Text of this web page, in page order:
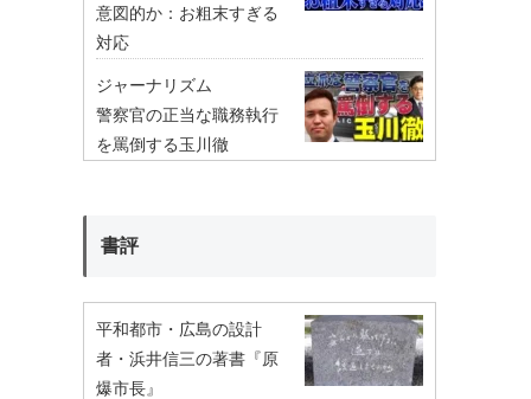
意図的か：お粗末すぎる
対応
ジャーナリズム
警察官の正当な職務執行
を罵倒する玉川徹
書評
平和都市・広島の設計
者・浜井信三の著書『原
爆市長』